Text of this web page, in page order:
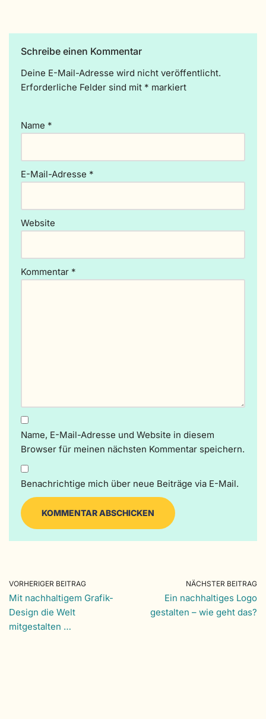
Schreibe einen Kommentar
Deine E-Mail-Adresse wird nicht veröffentlicht.
Erforderliche Felder sind mit * markiert
Name *
E-Mail-Adresse *
Website
Kommentar *
Name, E-Mail-Adresse und Website in diesem
Browser für meinen nächsten Kommentar speichern.
Benachrichtige mich über neue Beiträge via E-Mail.
A
lt
n
ti
v
VORHERIGER BEITRAG
Mit nachhaltigem Grafik-
Design die Welt
mitgestalten …
NÄCHSTER BEITRAG
Ein nachhaltiges Logo
gestalten – wie geht das?